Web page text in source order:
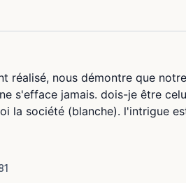
réalisé, nous démontre que
s'efface jamais. dois-je être
la société (blanche). l'intrigue